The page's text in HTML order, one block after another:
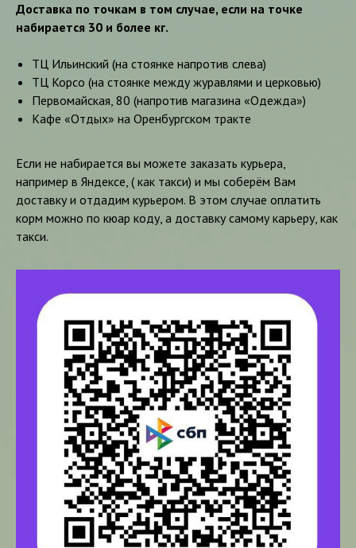
Доставка по точкам в том случае, если на точке
набирается 30 и более кг.
ТЦ Ильинский (на стоянке напротив слева)
ТЦ Корсо (на стоянке между журавлями и церковью)
Первомайская, 80 (напротив магазина «Одежда»)
Кафе «Отдых» на Оренбургском тракте
Если не набирается вы можете заказать курьера,
например в Яндексе, ( как такси) и мы соберём Вам
доставку и отдадим курьером. В этом случае оплатить
корм можно по кюар коду, а доставку самому карьеру, как
такси.